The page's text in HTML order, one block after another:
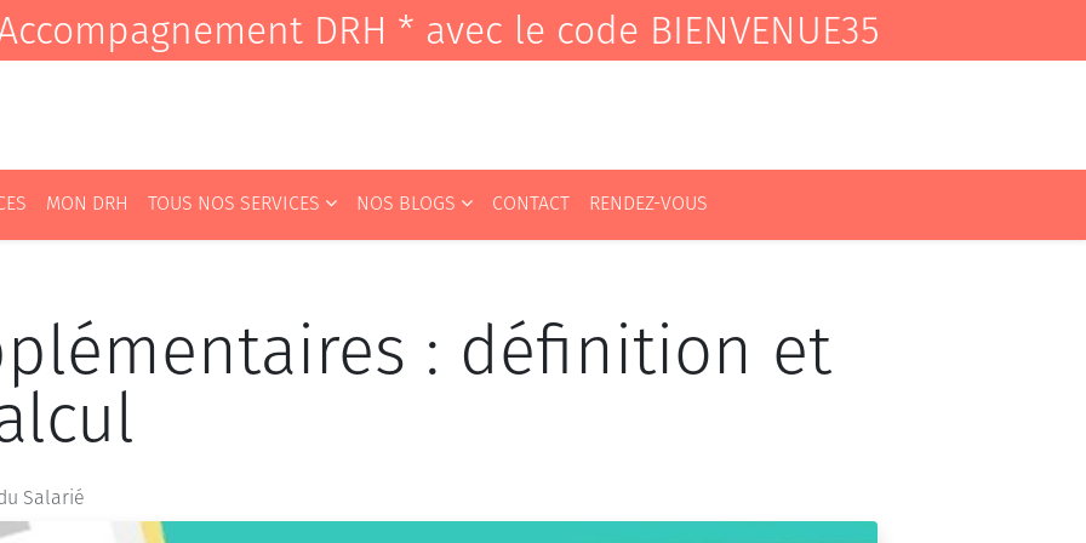
DRH * avec le code BIENVENUE35
MON DRH TOUS NOS SERVICES NOS BLOGS CONTACT RENDEZ-VOUS
: définition et
Salarié